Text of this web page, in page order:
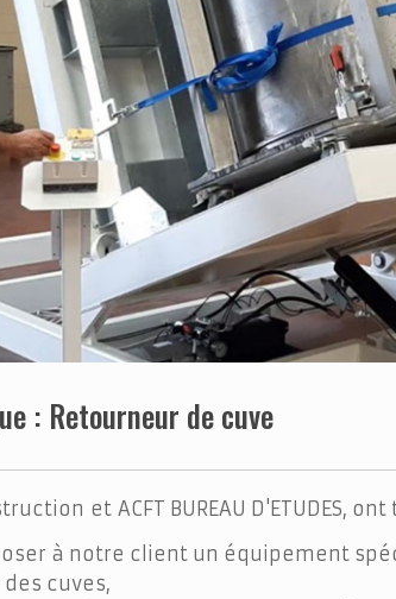
: Retourneur de cuve
et ACFT BUREAU D'ETUDES,
à notre client un équipement
cuves,